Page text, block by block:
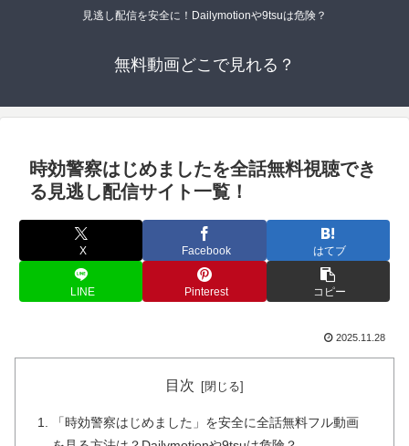
見逃し配信を安全に！Dailymotionや9tsuは危険？
無料動画どこで見れる？
時効警察はじめましたを全話無料視聴でき
る見逃し配信サイト一覧！
X Facebook はてブ
LINE Pinterest コピー
2025.11.28
目次
「時効警察はじめました」を安全に全話無料フル動画